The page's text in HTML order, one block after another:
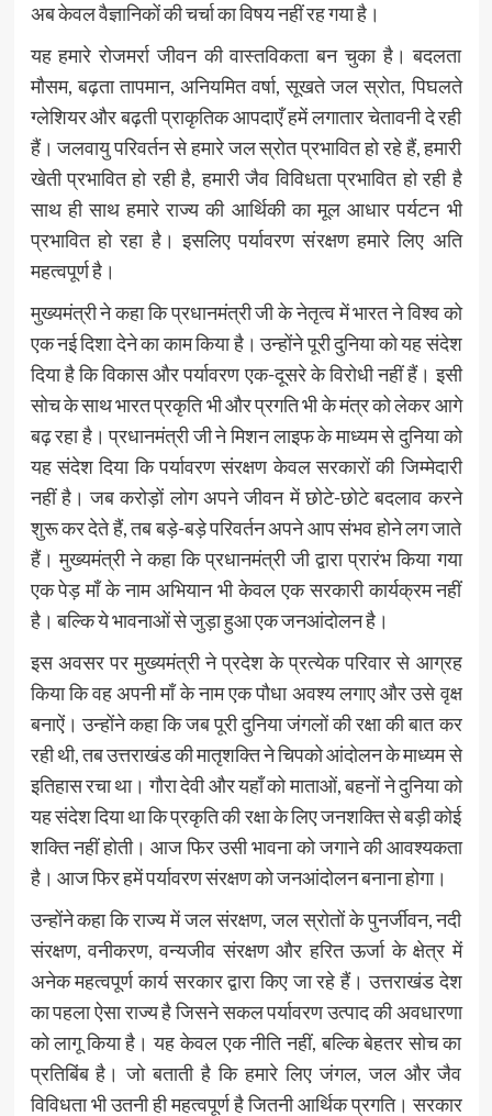
अब केवल वैज्ञानिकों की चर्चा का विषय नहीं रह गया है।
यह हमारे रोजमर्रा जीवन की वास्तविकता बन चुका है। बदलता
मौसम, बढ़ता तापमान, अनियमित वर्षा, सूखते जल स्रोत, पिघलते
ग्लेशियर और बढ़ती प्राकृतिक आपदाएँ हमें लगातार चेतावनी दे रही
हैं। जलवायु परिवर्तन से हमारे जल स्रोत प्रभावित हो रहे हैं, हमारी
खेती प्रभावित हो रही है, हमारी जैव विविधता प्रभावित हो रही है
साथ ही साथ हमारे राज्य की आर्थिकी का मूल आधार पर्यटन भी
प्रभावित हो रहा है। इसलिए पर्यावरण संरक्षण हमारे लिए अति
महत्वपूर्ण है।
मुख्यमंत्री ने कहा कि प्रधानमंत्री जी के नेतृत्व में भारत ने विश्व को
एक नई दिशा देने का काम किया है। उन्होंने पूरी दुनिया को यह संदेश
दिया है कि विकास और पर्यावरण एक-दूसरे के विरोधी नहीं हैं। इसी
सोच के साथ भारत प्रकृति भी और प्रगति भी के मंत्र को लेकर आगे
बढ़ रहा है। प्रधानमंत्री जी ने मिशन लाइफ के माध्यम से दुनिया को
यह संदेश दिया कि पर्यावरण संरक्षण केवल सरकारों की जिम्मेदारी
नहीं है। जब करोड़ों लोग अपने जीवन में छोटे-छोटे बदलाव करने
शुरू कर देते हैं, तब बड़े-बड़े परिवर्तन अपने आप संभव होने लग जाते
हैं। मुख्यमंत्री ने कहा कि प्रधानमंत्री जी द्वारा प्रारंभ किया गया
एक पेड़ माँ के नाम अभियान भी केवल एक सरकारी कार्यक्रम नहीं
है। बल्कि ये भावनाओं से जुड़ा हुआ एक जनआंदोलन है।
इस अवसर पर मुख्यमंत्री ने प्रदेश के प्रत्येक परिवार से आग्रह
किया कि वह अपनी माँ के नाम एक पौधा अवश्य लगाए और उसे वृक्ष
बनाऐं। उन्होंने कहा कि जब पूरी दुनिया जंगलों की रक्षा की बात कर
रही थी, तब उत्तराखंड की मातृशक्ति ने चिपको आंदोलन के माध्यम से
इतिहास रचा था। गौरा देवी और यहॉं को माताओं, बहनों ने दुनिया को
यह संदेश दिया था कि प्रकृति की रक्षा के लिए जनशक्ति से बड़ी कोई
शक्ति नहीं होती। आज फिर उसी भावना को जगाने की आवश्यकता
है। आज फिर हमें पर्यावरण संरक्षण को जनआंदोलन बनाना होगा।
उन्होंने कहा कि राज्य में जल संरक्षण, जल स्रोतों के पुनर्जीवन, नदी
संरक्षण, वनीकरण, वन्यजीव संरक्षण और हरित ऊर्जा के क्षेत्र में
अनेक महत्वपूर्ण कार्य सरकार द्वारा किए जा रहे हैं। उत्तराखंड देश
का पहला ऐसा राज्य है जिसने सकल पर्यावरण उत्पाद की अवधारणा
को लागू किया है। यह केवल एक नीति नहीं, बल्कि बेहतर सोच का
प्रतिबिंब है। जो बताती है कि हमारे लिए जंगल, जल और जैव
विविधता भी उतनी ही महत्वपूर्ण है जितनी आर्थिक प्रगति। सरकार